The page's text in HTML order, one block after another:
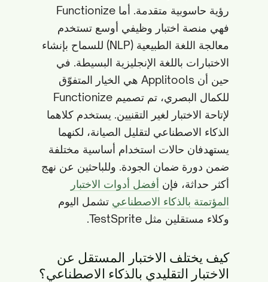
رؤية حاسوبية متقدمة. أما Functionize
فهي منصة اختبار وظيفي أوسع تستخدم
معالجة اللغة الطبيعية (NLP) للسماح بإنشاء
الاختبارات باللغة الإنجليزية البسيطة. في
حين أن Applitools هي الخيار المتفوّق
للكمال البصري، تم تصميم Functionize
لإتاحة الاختبار لغير التقنيين. يستخدم كلاهما
الذكاء الاصطناعي لتقليل الصيانة، لكنهما
يستهدفان حالات استخدام أساسية مختلفة
ضمن دورة ضمان الجودة. وللباحثين عن نهج
أكثر حداثة، فإن أفضل أدوات الاختبار
المؤتمتة بالذكاء الاصطناعي تشمل اليوم
وكلاء مستقلين مثل TestSprite.
كيف يختلف الاختبار المستقل عن
الاختبار التقليدي بالذكاء الاصطناعي؟